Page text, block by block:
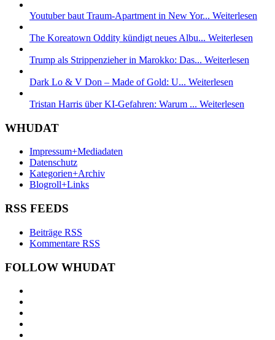
Youtuber baut Traum-Apartment in New Yor... Weiterlesen
The Koreatown Oddity kündigt neues Albu... Weiterlesen
Trump als Strippenzieher in Marokko: Das... Weiterlesen
Dark Lo & V Don – Made of Gold: U... Weiterlesen
Tristan Harris über KI-Gefahren: Warum ... Weiterlesen
WHUDAT
Impressum+Mediadaten
Datenschutz
Kategorien+Archiv
Blogroll+Links
RSS FEEDS
Beiträge RSS
Kommentare RSS
FOLLOW WHUDAT